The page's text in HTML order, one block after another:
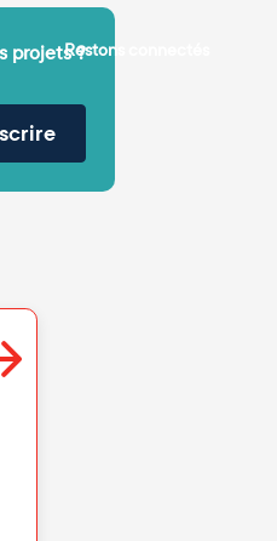
projets ?Restons connectés